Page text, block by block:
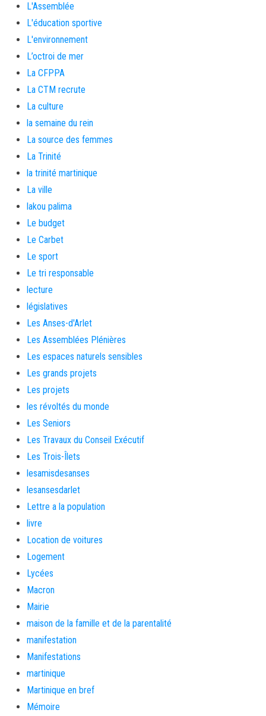
L'Assemblée
L'éducation sportive
L'environnement
L’octroi de mer
La CFPPA
La CTM recrute
La culture
la semaine du rein
La source des femmes
La Trinité
la trinité martinique
La ville
lakou palima
Le budget
Le Carbet
Le sport
Le tri responsable
lecture
législatives
Les Anses-d'Arlet
Les Assemblées Plénières
Les espaces naturels sensibles
Les grands projets
Les projets
les révoltés du monde
Les Seniors
Les Travaux du Conseil Exécutif
Les Trois-Îlets
lesamisdesanses
lesansesdarlet
Lettre a la population
livre
Location de voitures
Logement
Lycées
Macron
Mairie
maison de la famille et de la parentalité
manifestation
Manifestations
martinique
Martinique en bref
Mémoire